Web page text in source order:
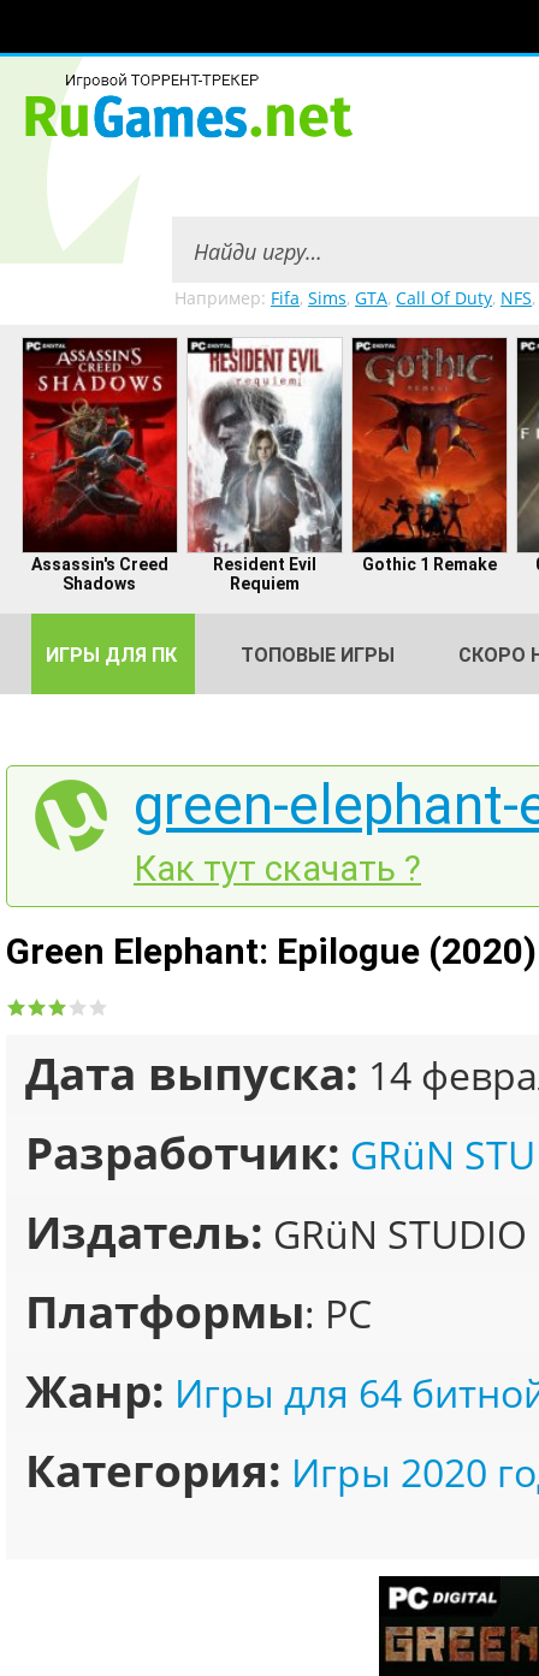
Например: Fifa, Sims, GTA, Call Of Duty, NFS,
Assassin's Creed
Shadows
Resident Evil
Requiem
Gothic 1 Remake
ИГРЫ ДЛЯ ПК ТОПОВЫЕ ИГРЫ СКОРО
green-
Как тут скачать ?
Green Elephant: Epilogue
Дата выпуска: 14
Разработчик: GRüN
Издатель: GRüN STUDIO
Платформы: PC
Жанр: Игры для 64
Категория: Игры 2020